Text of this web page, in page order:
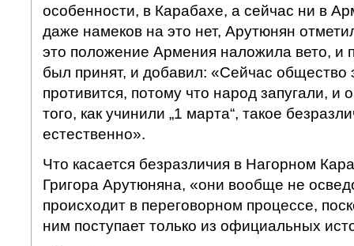
особенности, в Карабахе, а сейчас ни в
даже намеков на это нет, Арутюнян
это положение Армения наложила вето, и
был принят, и добавил: «Сейчас общество
противится, потому что народ запугали, и
того, как учинили „1 марта“, такое
естественно».
Что касается безразличия в Нагорном
Григора Арутюняна, «они вообще не
происходит в переговорном процессе,
ним поступает только из официальных